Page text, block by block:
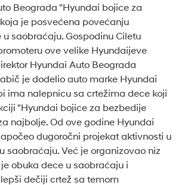
Beograda "Hyundai bojice za
je posvećena povećanju
saobraćaju. Gospodinu Ciletu
ove velike Hyundaijeve
Hyundai Auto Beograda
je dodelio auto marke Hyundai
ima nalepnicu sa crtežima dece koji
"Hyundai bojice za bezbedije
najbolje. Od ove godine Hyundai
dugoročni projekat aktivnosti u
saobraćaju. Već je organizovao niz
obuka dece u saobraćaju i
dečiji crtež sa temom